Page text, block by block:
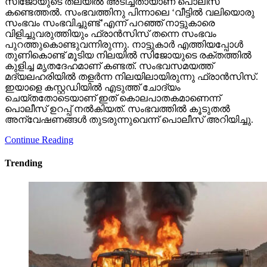
കണ്ടെത്തല്‍. സംഭവത്തിനു പിന്നാലെ ‘വീട്ടില്‍ വലിയൊരു
സംഭവം സംഭവിച്ചുണ്ട്’എന്ന് പറഞ്ഞ് നാട്ടുകാരെ
വിളിച്ചുവരുത്തിയും ഫ്രാന്‍സിസ് തന്നെ സംഭവം
പുറത്തുകൊണ്ടുവന്നിരുന്നു. നാട്ടുകാര്‍ എത്തിയപ്പോള്‍
തുണികൊണ്ട് മൂടിയ നിലയില്‍ സിജോയുടെ രക്തത്തില്‍
കുളിച്ച മൃതദേഹമാണ് കണ്ടത്. സംഭവസമയത്ത്
മദ്യലഹരിയില്‍ തളര്‍ന്ന നിലയിലായിരുന്നു ഫ്രാന്‍സിസ്.
ഇയാളെ കസ്റ്റഡിയില്‍ എടുത്ത് ചോദ്യം
ചെയ്തതോടെയാണ് ഇത് കൊലപാതകമാണെന്ന്
പൊലീസ് ഉറപ്പ് നല്‍കിയത്. സംഭവത്തില്‍ കൂടുതല്‍
അന്വേഷണങ്ങള്‍ തുടരുന്നുവെന്ന് പൊലീസ് അറിയിച്ചു.
Continue Reading
Trending